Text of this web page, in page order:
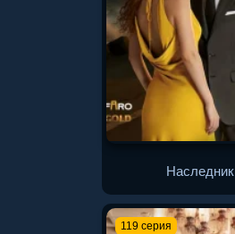
Наследник
119 серия